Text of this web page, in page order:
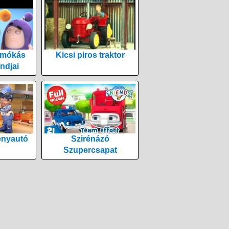
Kicsi piros traktor
Szirénázó
Szupercsapat